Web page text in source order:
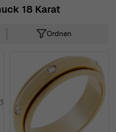
18 Karat
Ordnen